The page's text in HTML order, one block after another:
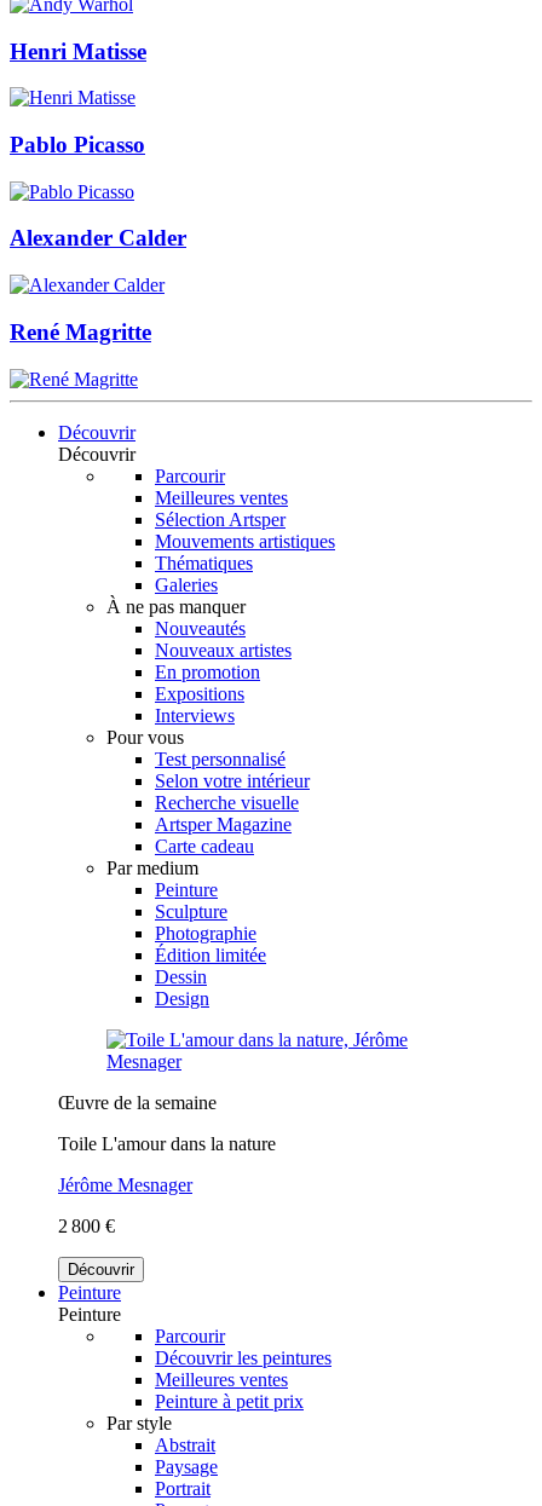
Henri Matisse
Pablo Picasso
Alexander Calder
René Magritte
Découvrir
Découvrir
Parcourir
Meilleures ventes
Sélection Artsper
Mouvements artistiques
Thématiques
Galeries
À ne pas manquer
Nouveautés
Nouveaux artistes
En promotion
Expositions
Interviews
Pour vous
Test personnalisé
Selon votre intérieur
Recherche visuelle
Artsper Magazine
Carte cadeau
Par medium
Peinture
Sculpture
Photographie
Édition limitée
Dessin
Design
Œuvre de la semaine
Toile L'amour dans la nature
Jérôme Mesnager
2 800 €
Découvrir
Peinture
Peinture
Parcourir
Découvrir les peintures
Meilleures ventes
Peinture à petit prix
Par style
Abstrait
Paysage
Portrait